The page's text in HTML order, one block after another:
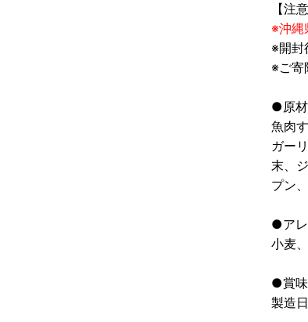
【注
※沖縄
※開封
※ご寄
●原
魚肉
ガー
末、
プン
●ア
小麦
●賞
製造